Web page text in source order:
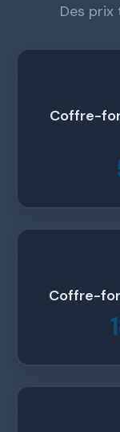
Des prix
Coffre-
Coffre-